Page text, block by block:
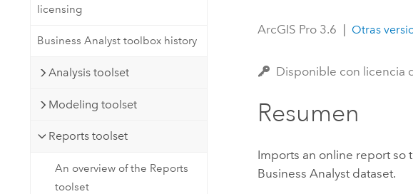
Crear aplicaciones de
análisis espacial
Todos los sectores
licensing
Business Analyst toolbox history
Analysis toolset
Modeling toolset
Reports toolset
An overview of the Reports
toolset
ArcGIS Pro 3.6 Otras
Disponible con licencia
Resumen
Imports an online report so
Business Analyst dataset.